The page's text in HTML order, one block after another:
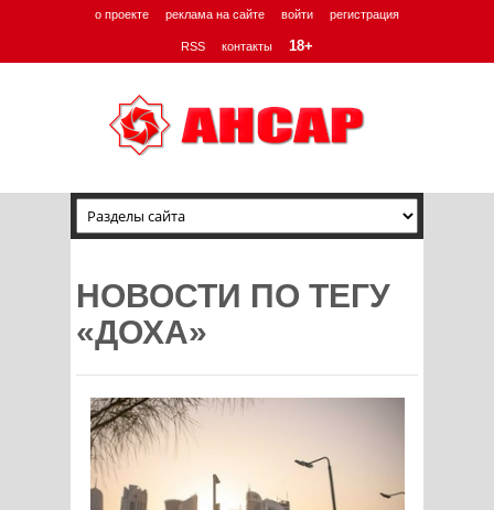
о проекте реклама на сайте войти регистрация
RSS контакты 18+
НОВОСТИ ПО ТЕГУ
«ДОХА»